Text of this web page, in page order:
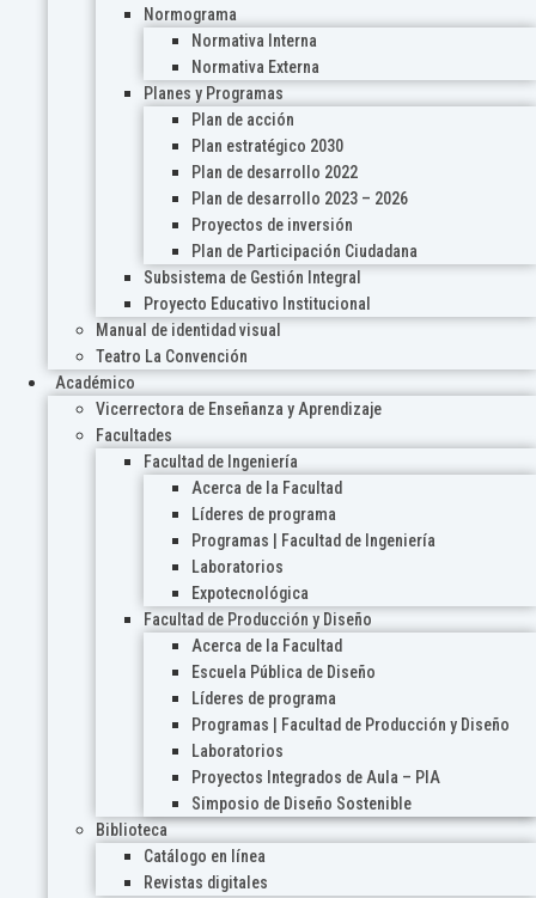
Normograma
Normativa Interna
Normativa Externa
Planes y Programas
Plan de acción
Plan estratégico 2030
Plan de desarrollo 2022
Plan de desarrollo 2023 – 2026
Proyectos de inversión
Plan de Participación Ciudadana
Subsistema de Gestión Integral
Proyecto Educativo Institucional
Manual de identidad visual
Teatro La Convención
Académico
Vicerrectora de Enseñanza y Aprendizaje
Facultades
Facultad de Ingeniería
Acerca de la Facultad
Líderes de programa
Programas | Facultad de Ingeniería
Laboratorios
Expotecnológica
Facultad de Producción y Diseño
Acerca de la Facultad
Escuela Pública de Diseño
Líderes de programa
Programas | Facultad de Producción y Diseño
Laboratorios
Proyectos Integrados de Aula – PIA
Simposio de Diseño Sostenible
Biblioteca
Catálogo en línea
Revistas digitales